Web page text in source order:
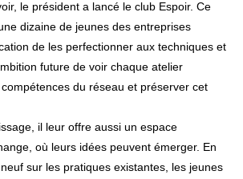
le président a lancé le club Espoir. Ce
dizaine de jeunes des entreprises
de les perfectionner aux techniques et
future de voir chaque atelier
du réseau et préserver cet
il leur offre aussi un espace
où leurs idées peuvent émerger. En
sur les pratiques existantes, les jeunes